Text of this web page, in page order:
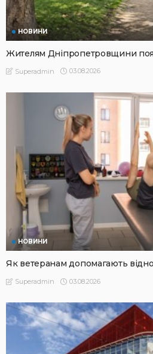
НОВИНИ
Жителям Дніпропетровщини
Superadmin 03.08.2026
НОВИНИ
Як ветеранам допомагають
Superadmin 03.08.2026